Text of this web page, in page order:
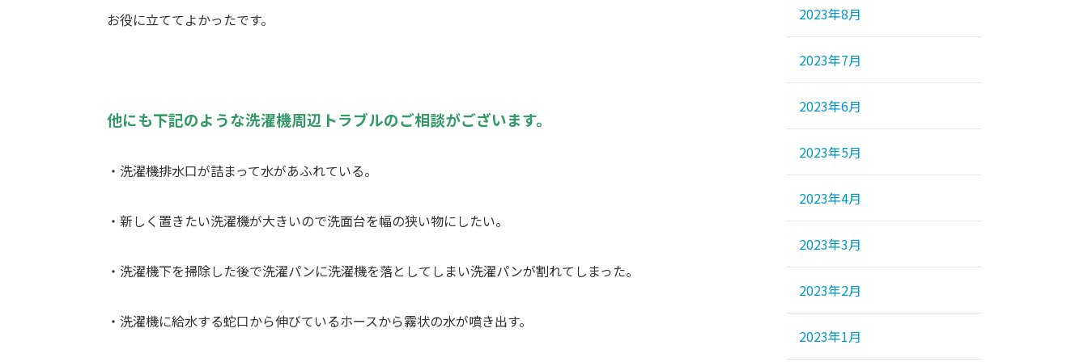
お役に立ててよかったです。
他にも下記のような洗濯機周辺トラブルのご相談がございます。
・洗濯機排水口が詰まって水があふれている。
・新しく置きたい洗濯機が大きいので洗面台を幅の狭い物にしたい。
・洗濯機下を掃除した後で洗濯パンに洗濯機を落としてしまい洗濯パンが割れてしまった。
・洗濯機に給水する蛇口から伸びているホースから霧状の水が噴き出す。
2023年8月
2023年7月
2023年6月
2023年5月
2023年4月
2023年3月
2023年2月
2023年1月